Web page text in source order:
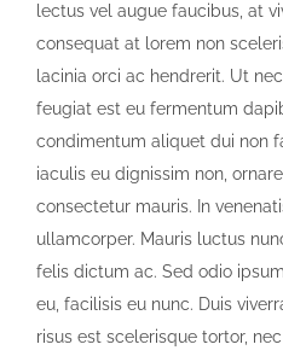
lectus vel augue faucibus, at
consequat at lorem non
lacinia orci ac hendrerit. Ut
feugiat est eu fermentum
condimentum aliquet dui non
iaculis eu dignissim non,
consectetur mauris. In
ullamcorper. Mauris luctus
felis dictum ac. Sed odio
eu, facilisis eu nunc. Duis
risus est scelerisque tortor,